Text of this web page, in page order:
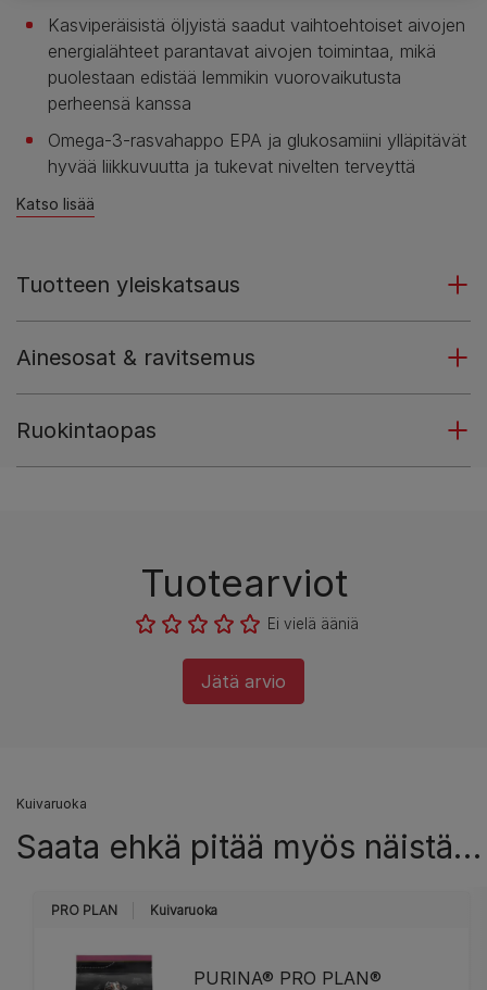
Kasviperäisistä öljyistä saadut vaihtoehtoiset aivojen
energialähteet parantavat aivojen toimintaa, mikä
puolestaan edistää lemmikin vuorovaikutusta
perheensä kanssa
Omega-3-rasvahappo EPA ja glukosamiini ylläpitävät
hyvää liikkuvuutta ja tukevat nivelten terveyttä
Katso lisää
Tuotteen yleiskatsaus
Ainesosat & ravitsemus
Ruokintaopas
Tuotearviot
Ei vielä ääniä
Jätä arvio
Kuivaruoka
Saata ehkä pitää myös näistä…
PRO PLAN Kuivaruoka
PURINA® PRO PLAN®